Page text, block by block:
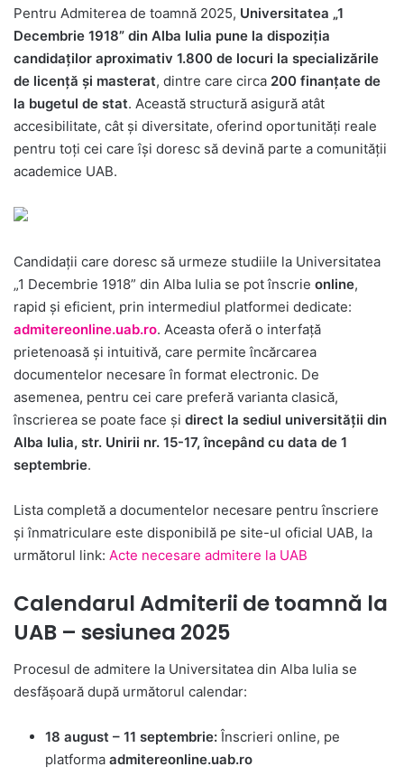
Pentru Admiterea de toamnă 2025, Universitatea „1
Decembrie 1918” din Alba Iulia pune la dispoziția
candidaților aproximativ 1.800 de locuri la specializările
de licență și masterat, dintre care circa 200 finanțate de
la bugetul de stat. Această structură asigură atât
accesibilitate, cât și diversitate, oferind oportunități reale
pentru toți cei care își doresc să devină parte a comunității
academice UAB.
Candidații care doresc să urmeze studiile la Universitatea
„1 Decembrie 1918” din Alba Iulia se pot înscrie online,
rapid și eficient, prin intermediul platformei dedicate:
admitereonline.uab.ro. Aceasta oferă o interfață
prietenoasă și intuitivă, care permite încărcarea
documentelor necesare în format electronic. De
asemenea, pentru cei care preferă varianta clasică,
înscrierea se poate face și direct la sediul universității din
Alba Iulia, str. Unirii nr. 15-17, începând cu data de 1
septembrie.
Lista completă a documentelor necesare pentru înscriere
și înmatriculare este disponibilă pe site-ul oficial UAB, la
următorul link: Acte necesare admitere la UAB
Calendarul Admiterii de toamnă la
UAB – sesiunea 2025
Procesul de admitere la Universitatea din Alba Iulia se
desfășoară după următorul calendar:
18 august – 11 septembrie: Înscrieri online, pe
platforma admitereonline.uab.ro